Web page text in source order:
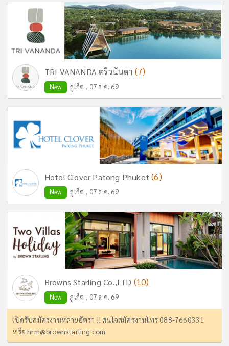
TRI VANANDA ตรีวนันดา (7)
New ภูเก็ต , 07 ส.ค. 69
Hotel Clover Patong Phuket(6)
New ภูเก็ต , 07 ส.ค. 69
Browns Starling Co.,LTD (10)
New ภูเก็ต , 07 ส.ค. 69
เปิดรับสมัครงานหลายอัตรา !! สนใจสมัครงานโทร 088-7660331
หรือhrm@brownstarling.com